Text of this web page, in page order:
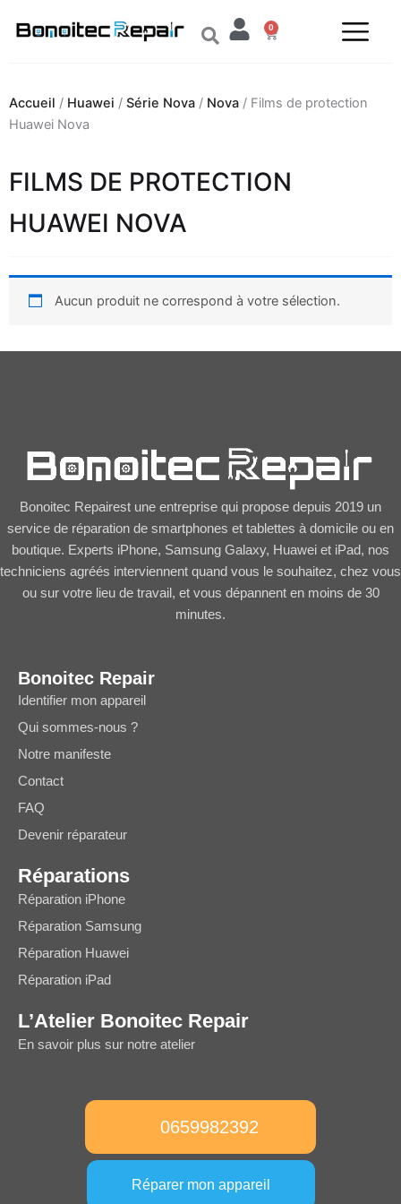
0
Panier
Accueil / Huawei / Série Nova / Nova / Films de protection
Huawei Nova
FILMS DE PROTECTION
HUAWEI NOVA
Aucun produit ne correspond à votre sélection.
Bonoitec Repairest une entreprise qui propose depuis 2019 un
service de réparation de smartphones et tablettes à domicile ou en
boutique. Experts iPhone, Samsung Galaxy, Huawei et iPad, nos
techniciens agréés interviennent quand vous le souhaitez, chez vous
ou sur votre lieu de travail, et vous dépannent en moins de 30
minutes.
Bonoitec Repair
Identifier mon appareil
Qui sommes-nous ?
Notre manifeste
Contact
FAQ
Devenir réparateur
Réparations
Réparation iPhone
Réparation Samsung
Réparation Huawei
Réparation iPad
L’Atelier Bonoitec Repair
En savoir plus sur notre atelier
0659982392
Réparer mon appareil